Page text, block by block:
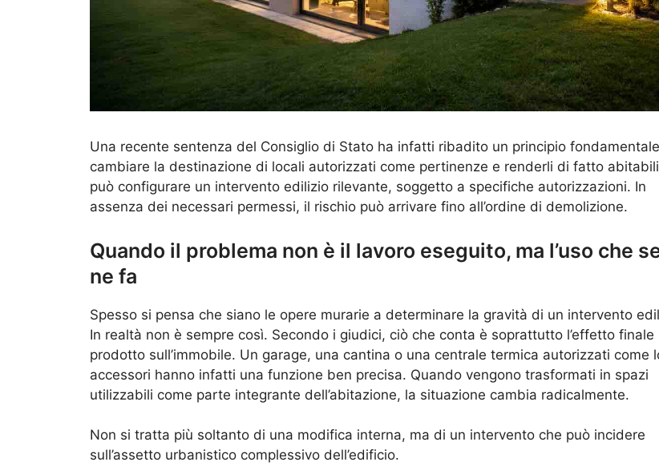
Una recente sentenza del Consiglio di Stato ha infatti ribadito un principio
cambiare la destinazione di locali autorizzati come pertinenze e renderli di fatto abitabili
può configurare un intervento edilizio rilevante, soggetto a specifiche autorizzazioni. In
assenza dei necessari permessi, il rischio può arrivare fino all’ordine di demolizione.
Quando il problema non è il lavoro eseguito, ma l’uso che
ne fa
Spesso si pensa che siano le opere murarie a determinare la gravità di un intervento
In realtà non è sempre così. Secondo i giudici, ciò che conta è soprattutto l’effetto finale
prodotto sull’immobile. Un garage, una cantina o una centrale termica autorizzati come
accessori hanno infatti una funzione ben precisa. Quando vengono trasformati in spazi
utilizzabili come parte integrante dell’abitazione, la situazione cambia radicalmente.
Non si tratta più soltanto di una modifica interna, ma di un intervento che può incidere
sull’assetto urbanistico complessivo dell’edificio.